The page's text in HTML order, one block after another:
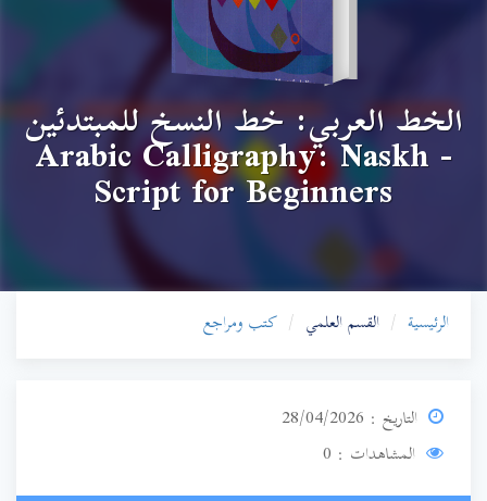
الخط العربي: خط النسخ للمبتدئين
- Arabic Calligraphy: Naskh
Script for Beginners
الرئيسية القسم العلمي كتب ومراجع
التاريخ : 28/04/2026
المشاهدات : 0